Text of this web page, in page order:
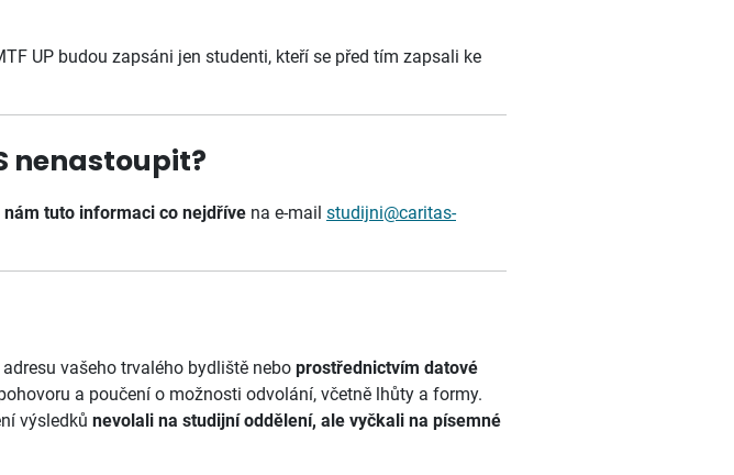
UP budou zapsáni jen studenti, kteří se před tím zapsali ke
nenastoupit?
tuto informaci co nejdříve na e-mail studijni@caritas-
adresu vašeho trvalého bydliště nebo prostřednictvím datové
a poučení o možnosti odvolání, včetně lhůty a formy.
výsledků nevolali na studijní oddělení, ale vyčkali na písemné